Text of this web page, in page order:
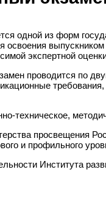
одной из форм
освоения
экспертной
проводится по
техническое,
просвещения
и профильного
Института